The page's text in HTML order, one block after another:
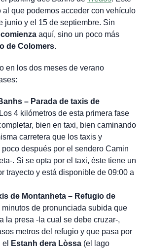
al que podemos acceder con vehículo
junio y el 15 de septiembre. Sin
comienzaaquí, sino un poco más
de Colomers.
en los dos meses de verano
– Parada de taxis de
4 kilómetros de esta primera fase
bien en taxi, bien caminando
carretera que los taxis y
después por el sendero Camin
. Si se opta por el taxi, éste tiene un
trayecto y está disponible de 09:00 a
de Montanheta – Refugio de
minutos de pronunciada subida que
la presa -la cual se debe cruzar-,
metros del refugio y que pasa por
Estanh dera Lòssa(el lago